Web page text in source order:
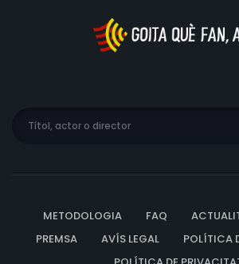
METODOLOGIA FAQ
PREMSA
AVÍS LEGAL
POLÍTICA